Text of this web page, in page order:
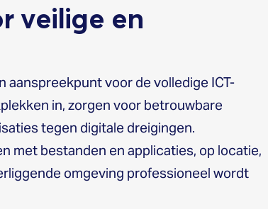
veilige en
aanspreekpunt voor de volledige ICT-
in, zorgen voor betrouwbare
tegen digitale dreigingen.
met bestanden en applicaties, op locatie,
omgeving professioneel wordt